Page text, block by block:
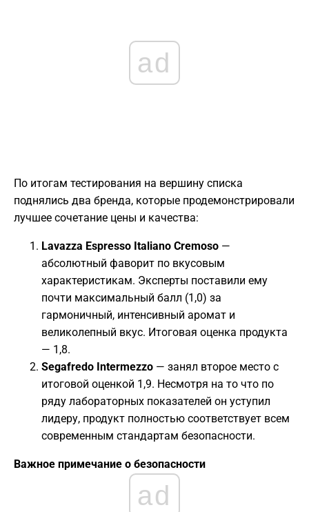
ad
​По итогам тестирования на вершину списка
поднялись два бренда, которые продемонстрировали
лучшее сочетание цены и качества:
Lavazza Espresso Italiano Cremoso —
абсолютный фаворит по вкусовым
характеристикам. Эксперты поставили ему
почти максимальный балл (1,0) за
гармоничный, интенсивный аромат и
великолепный вкус. Итоговая оценка продукта
— 1,8.
Segafredo Intermezzo — занял второе место с
итоговой оценкой 1,9. Несмотря на то что по
ряду лабораторных показателей он уступил
лидеру, продукт полностью соответствует всем
современным стандартам безопасности.
​Важное примечание о безопасности
ad